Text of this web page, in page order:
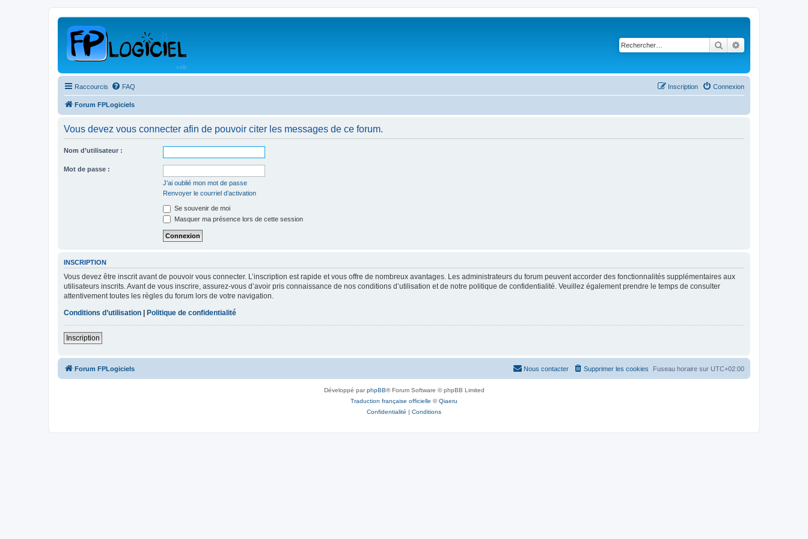
Rechercher
Raccourcis FAQ Connexion
Inscription
Forum FPLogiciels
Vous devez vous connecter afin de pouvoir citer les messages de ce forum.
Nom d’utilisateur :
Mot de passe :
J’ai oublié mon mot de passe
Renvoyer le courriel d’activation
Se souvenir de moi
Masquer ma présence lors de cette session
INSCRIPTION
Vous devez être inscrit avant de pouvoir vous connecter. L’inscription est rapide et vous offre de nombreux avantages. Les administrateurs du forum peuvent accorder des fonctionnalités supplémentaires aux
utilisateurs inscrits. Avant de vous inscrire, assurez-vous d’avoir pris connaissance de nos conditions d’utilisation et de notre politique de confidentialité. Veuillez également prendre le temps de consulter
attentivement toutes les règles du forum lors de votre navigation.
Conditions d’utilisation | Politique de confidentialité
Inscription
Forum FPLogiciels Fuseau horaire sur UTC+02:00
Supprimer les cookies
Nous contacter
Développé parphpBB® Forum Software © phpBB Limited
Traduction française officielle ©Qiaeru
Confidentialité | Conditions